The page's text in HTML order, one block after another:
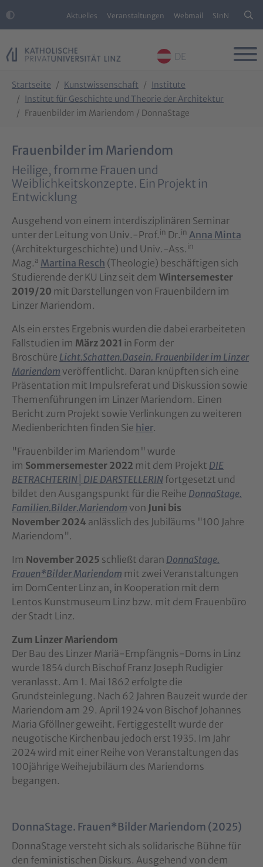
Aktuelles Veranstaltungen Webmail SInN
DE
Startseite Kunstwissenschaft
Institute
Institut für Geschichte und Theorie der Architektur
Frauenbilder im Mariendom / DonnaStage
Frauenbilder im Mariendom
Heilige, fromme Frauen und
Weiblichkeitskonzepte. Ein Projekt in
Entwicklung
Ausgehend von einem interdisziplinären Seminar
unter der Leitung von Univ.-Prof. in Dr. in Anna Minta
(Architekturgeschichte) und Univ.-Ass. in
Mag. a Martina Resch (Theologie) beschäftigen sich
Studierende der KU Linz seit dem Wintersemester
2019/20 mit Darstellungen von Frauenbildern im
Linzer Mariendom.
Als ein erstes Ergebnis wurden die dabei erarbeiteten
Fallstudien im März 2021 in Form der
Broschüre Licht.Schatten.Dasein. Frauenbilder im Linzer
Mariendom veröffentlicht. Daran knüpften sich eine
Präsentation mit Impulsreferat und Diskussion sowie
Themenführungen im Linzer Mariendom. Einen
Bericht zum Projekt sowie Verlinkungen zu weiteren
Medienberichten finden Sie hier.
"Frauenbilder im Mariendom" wurde
im Sommersemester 2022 mit dem Projekt DIE
BETRACHTERIN│DIE DARSTELLERIN fortgesetzt und
bildet den Ausgangspunkt für die Reihe DonnaStage.
Familien.Bilder.Mariendom von Juni bis
November 2024 anlässlich des Jubiläums "100 Jahre
Mariendom".
Im November 2025 schließt daran DonnaStage.
Frauen*Bilder Mariendom mit zwei Veranstaltungen
im DomCenter Linz an, in Kooperation mit dem
Lentos Kunstmuseum Linz bzw. mit dem Frauenbüro
der Stadt Linz.
Zum Linzer Mariendom
Der Bau des Linzer Mariä-Empfängnis-Doms in Linz
wurde 1854 durch Bischof Franz Joseph Rudigier
veranlasst. Am 1. Mai 1862 erfolgte die
Grundsteinlegung. Nach 62 Jahren Bauzeit wurde der
Mariendom am 29. April 1924 von Bischof Johannes
Maria Gföllner geweiht. Fertiggestellt wurde der
neugotische Kirchenbau jedoch erst 1935. Im Jahr
2024 wird mit einer Reihe von Veranstaltungen das
100jährige Weihejubiläum des Mariendoms
begangen.
DonnaStage. Frauen*Bilder Mariendom (2025)
DonnaStage versteht sich als solidarische Bühne für
den feministischen Diskurs. Ausgehend von dem